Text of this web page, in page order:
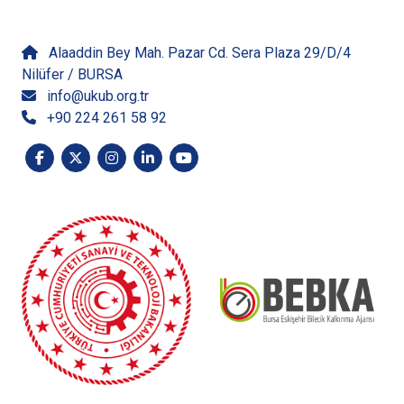
Alaaddin Bey Mah. Pazar Cd. Sera Plaza 29/D/4
Nilüfer / BURSA
info@ukub.org.tr
+90 224 261 58 92